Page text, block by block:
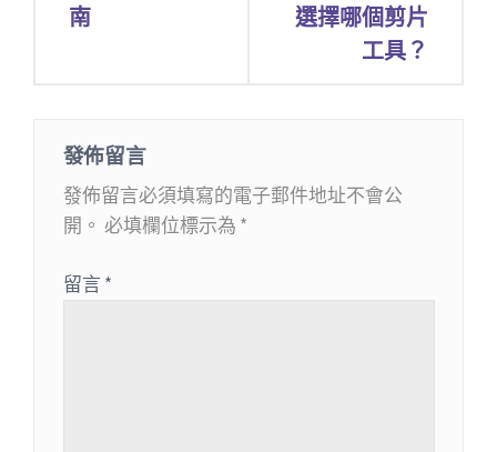
南
選擇哪個剪片
工具？
發佈留言
發佈留言必須填寫的電子郵件地址不會公
開。 必填欄位標示為 *
留言*